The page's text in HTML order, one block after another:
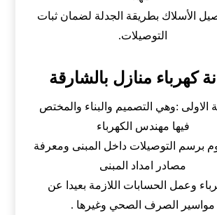
الأسلاك بطريقة الجدلة لضمان ثبات
التوصيلات.
كهرباء منازل بالشارقة
الاولى :وهي التصميم والبناء والمختص
فيها مهندس الكهرباء
برسم التوصيلات داخل المبنى ومعرفة
مصادر امداد المبنى
وعمل الحسابات اللازمة بعيدا عن
مواسير الصرف الصحي وغيرها .